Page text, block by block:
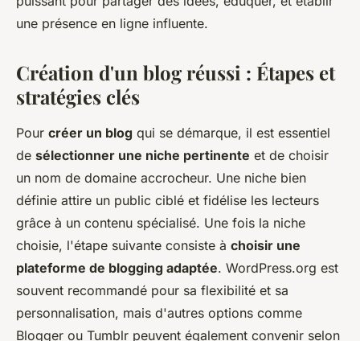
une présence en ligne influente.
Création d'un blog réussi : Étapes et
stratégies clés
Pour créer un blog qui se démarque, il est essentiel
de sélectionner une niche pertinente et de choisir
un nom de domaine accrocheur. Une niche bien
définie attire un public ciblé et fidélise les lecteurs
grâce à un contenu spécialisé. Une fois la niche
choisie, l'étape suivante consiste à choisir une
plateforme de blogging adaptée. WordPress.org est
souvent recommandé pour sa flexibilité et sa
personnalisation, mais d'autres options comme
Blogger ou Tumblr peuvent également convenir selon